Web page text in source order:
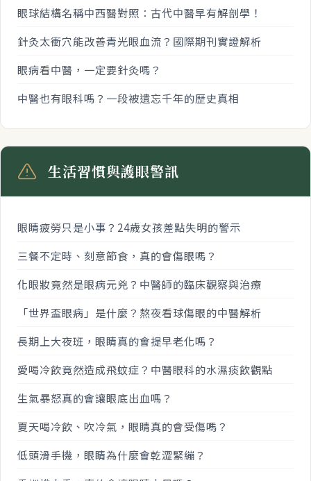
眼球結構名稱中西醫對照：古代中醫早有解剖學！
針灸太衝穴能改善青光眼血流？國際期刊實證解析
眼病看中醫，一定要針灸嗎？
中醫也有眼科嗎？一段被遺忘千年的歷史真相
生活習慣與護眼警訊
眼睛疲勞只是小事？24歲女孩差點失明的警示
三餐不定時、刻意節食，真的會傷眼嗎？
化眼妝竟然是眼病元兇？中醫師的臨床觀察與治療
「世界盃眼病」是什麼？熬夜看球傷眼的中醫解析
長期上大夜班，眼睛真的會提早老化嗎？
愛喝冷飲竟然造成飛蚊症？中醫眼科的水濕痰飲觀點
生氣暴怒真的會讓眼底出血嗎？
夏天喝冷飲、吹冷氣，眼睛真的會受傷嗎？
低頭滑手機，眼睛為什麼會乾澀緊繃？